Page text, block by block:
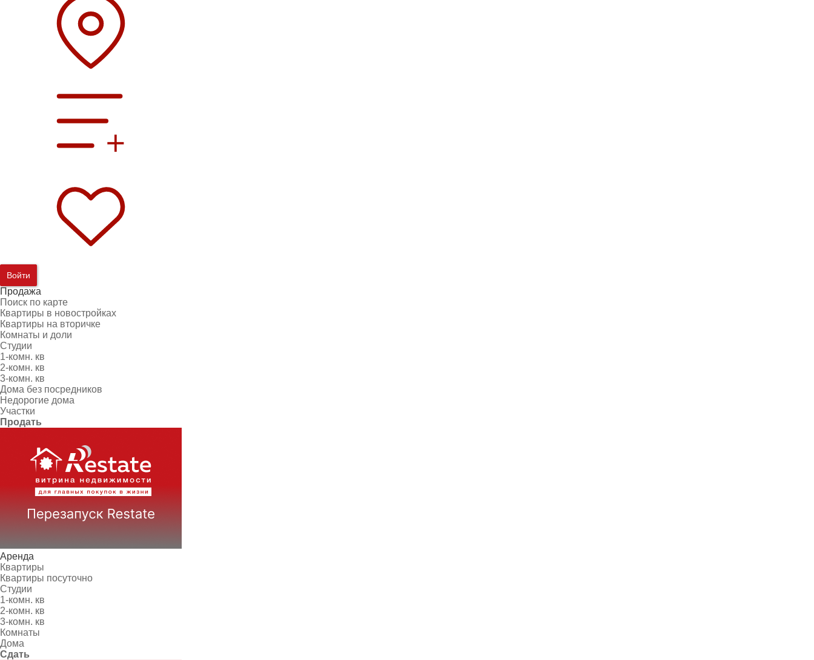
Войти
Продажа
Поиск по карте
Квартиры в новостройках
Квартиры на вторичке
Комнаты и доли
Студии
1-комн. кв
2-комн. кв
3-комн. кв
Дома без посредников
Недорогие дома
Участки
Продать
Аренда
Квартиры
Квартиры посуточно
Студии
1-комн. кв
2-комн. кв
3-комн. кв
Комнаты
Дома
Сдать